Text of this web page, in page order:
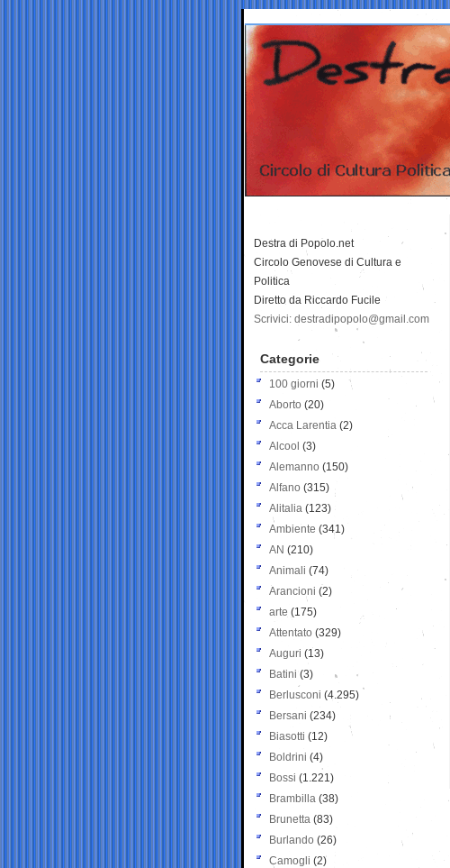
Destra di Popolo.net
Circolo Genovese di Cultura e
Politica
Diretto da Riccardo Fucile
Scrivici: destradipopolo@gmail.com
Categorie
100 giorni (5)
Aborto (20)
Acca Larentia (2)
Alcool (3)
Alemanno (150)
Alfano (315)
Alitalia (123)
Ambiente (341)
AN (210)
Animali (74)
Arancioni (2)
arte (175)
Attentato (329)
Auguri (13)
Batini (3)
Berlusconi (4.295)
Bersani (234)
Biasotti (12)
Boldrini (4)
Bossi (1.221)
Brambilla (38)
Brunetta (83)
Burlando (26)
Camogli (2)